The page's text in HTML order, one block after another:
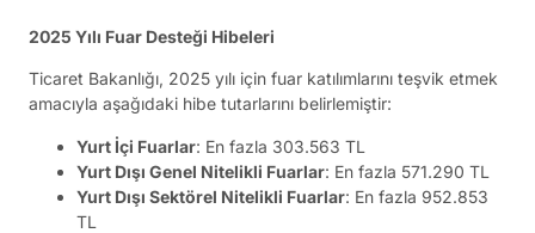
2025 Yılı Fuar Desteği Hibeleri
Ticaret Bakanlığı, 2025 yılı için fuar katılımlarını teşvik etmek
amacıyla aşağıdaki hibe tutarlarını belirlemiştir:
Yurt İçi Fuarlar: En fazla 303.563 TL
Yurt Dışı Genel Nitelikli Fuarlar: En fazla 571.290 TL
Yurt Dışı Sektörel Nitelikli Fuarlar: En fazla 952.853
TL